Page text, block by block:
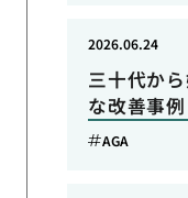
三十代か
な改善事例
2026.06.24
AGA